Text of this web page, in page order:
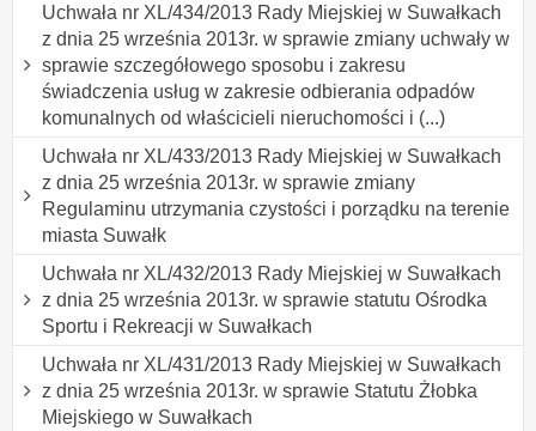
Uchwała nr XL/434/2013 Rady Miejskiej w Suwałkach
z dnia 25 września 2013r. w sprawie zmiany uchwały w
sprawie szczegółowego sposobu i zakresu
świadczenia usług w zakresie odbierania odpadów
komunalnych od właścicieli nieruchomości i (...)
Uchwała nr XL/433/2013 Rady Miejskiej w Suwałkach
z dnia 25 września 2013r. w sprawie zmiany
Regulaminu utrzymania czystości i porządku na terenie
miasta Suwałk
Uchwała nr XL/432/2013 Rady Miejskiej w Suwałkach
z dnia 25 września 2013r. w sprawie statutu Ośrodka
Sportu i Rekreacji w Suwałkach
Uchwała nr XL/431/2013 Rady Miejskiej w Suwałkach
z dnia 25 września 2013r. w sprawie Statutu Żłobka
Miejskiego w Suwałkach